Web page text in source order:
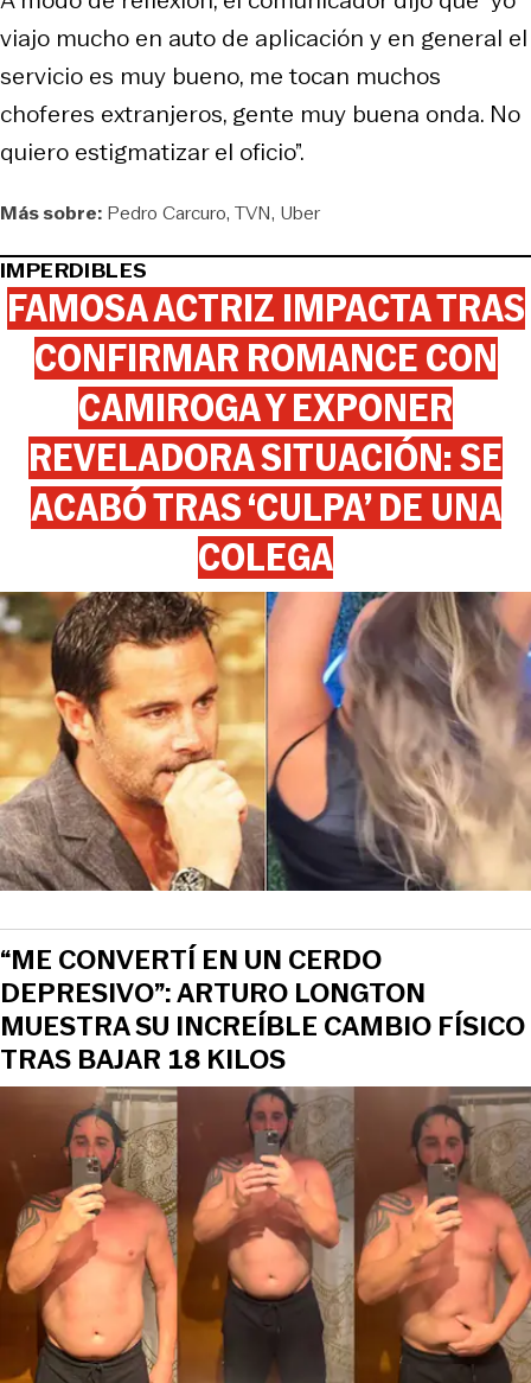
viajo mucho en auto de aplicación y en general el
servicio es muy bueno, me tocan muchos
choferes extranjeros, gente muy buena onda. No
quiero estigmatizar el oficio”.
Más sobre: Pedro Carcuro TVN Uber
IMPERDIBLES
FAMOSA ACTRIZ IMPACTA TRAS
CONFIRMAR ROMANCE CON
CAMIROGA Y EXPONER
REVELADORA SITUACIÓN: SE
ACABÓ TRAS ‘CULPA’ DE UNA
COLEGA
“ME CONVERTÍ EN UN CERDO
DEPRESIVO”: ARTURO LONGTON
MUESTRA SU INCREÍBLE CAMBIO FÍSICO
TRAS BAJAR 18 KILOS